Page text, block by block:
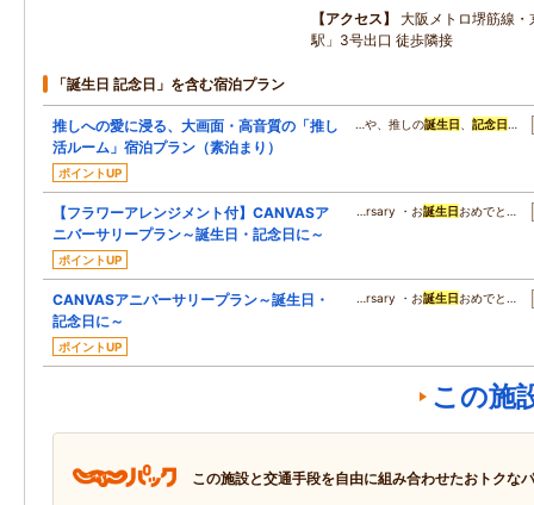
アクセス
大阪メトロ堺筋線
駅」3号出口 徒歩隣接
「誕生日 記念日」を含む宿泊プラン
推しへの愛に浸る、大画面・高音質の「推し
活ルーム」宿泊プラン（素泊まり）
ポイントUP
…や、推しの誕生日 記念日 …
【フラワーアレンジメント付】CANVASア
ニバーサリープラン～誕生日・記念日に～
ポイントUP
…rsary ・お誕生日 おめでと…
CANVASアニバーサリープラン～誕生日・
記念日に～
ポイントUP
…rsary ・お誕生日 おめでと…
この施
この施設と交通手段を自由に組み合わせたおトクな